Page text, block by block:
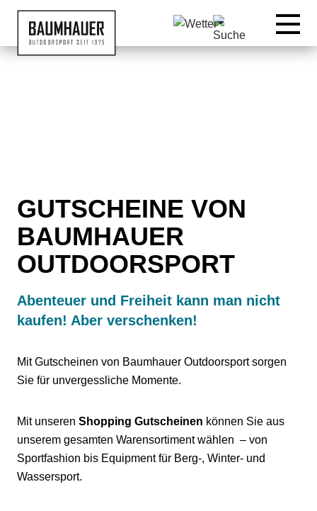
07542 9515519
GUTSCHEINE VON
BAUMHAUER
OUTDOORSPORT
Abenteuer und Freiheit kann man nicht
kaufen! Aber verschenken!
Mit Gutscheinen von Baumhauer Outdoorsport sorgen
Sie für unvergessliche Momente.
Mit unseren Shopping Gutscheinen können Sie aus
unserem gesamten Warensortiment wählen – von
Sportfashion bis Equipment für Berg-, Winter- und
Wassersport.